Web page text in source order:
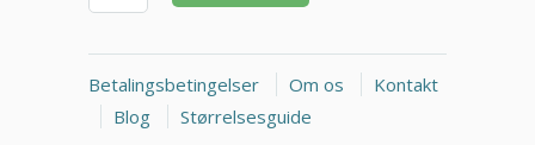
Betalingsbetingelser Om os
Kontakt
Blog
Størrelsesguide